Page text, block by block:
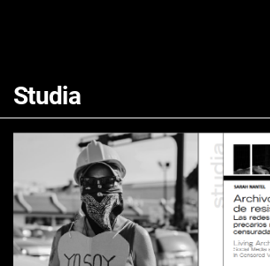
Studia